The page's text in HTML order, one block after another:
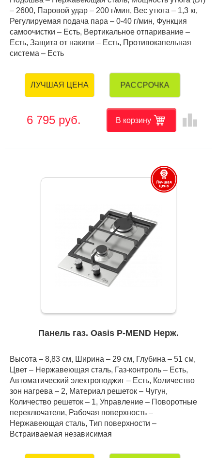
– 2600, Паровой удар – 200 г/мин, Вес утюга – 1,3 кг,
Регулируемая подача пара – 0-40 г/мин, Функция
самоочистки – Есть, Вертикальное отпаривание –
Есть, Защита от накипи – Есть, Противокапельная
система – Есть
ЛУЧШАЯ ЦЕНА РАССРОЧКА
6 795 руб. В корзину leaderboard
Панель газ. Oasis P-MEND Нерж.
Высота – 8,83 см, Ширина – 29 см, Глубина – 51 см,
Цвет – Нержавеющая сталь, Газ-контроль – Есть,
Автоматический электроподжиг – Есть, Количество
зон нагрева – 2, Материал решеток – Чугун,
Количество решеток – 1, Управление – Поворотные
переключатели, Рабочая поверхность –
Нержавеющая сталь, Тип поверхности –
Встраиваемая независимая